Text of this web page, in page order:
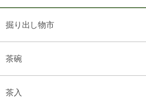
掘り出し物市
茶碗
茶入